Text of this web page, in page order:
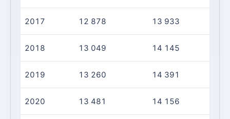
2017 12 878 13 933
2018 13 049 14 145
2019 13 260 14 391
2020 13 481 14 156